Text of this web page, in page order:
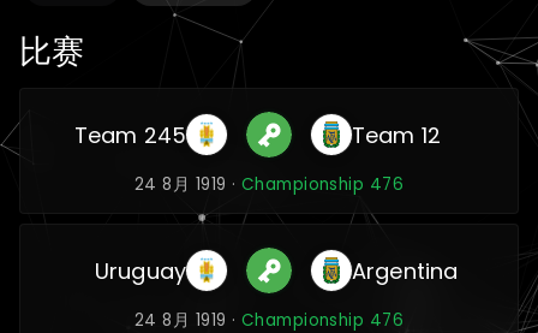
比赛
Team 245 Team 12
24 8月 1919 · Championship 476
Uruguay Argentina
24 8月 1919 · Championship 476